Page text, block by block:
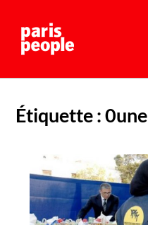
Étiquette :0une